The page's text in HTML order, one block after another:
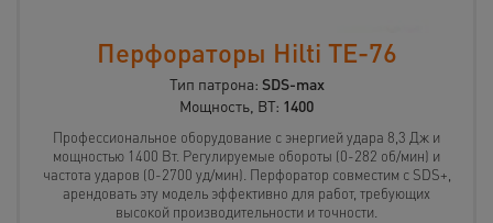
Перфораторы Hilti TE-76
Тип патрона: SDS-max
Мощность, ВТ: 1400
Профессиональное оборудование с энергией удара 8,3 Дж и
мощностью 1400 Вт. Регулируемые обороты (0-282 об/мин) и
частота ударов (0-2700 уд/мин). Перфоратор совместим с SDS+,
арендовать эту модель эффективно для работ, требующих
высокой производительности и точности.